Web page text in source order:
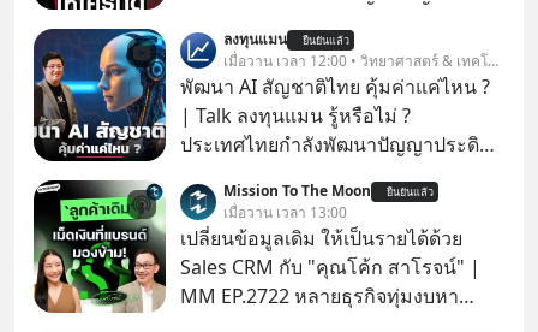
ทันที มาฟัง “ป้าเก๋าเล่ากลโกง” เพื่อรู้ทัน
มุกหลอกลวงในคราบความน่าเชื่อถือ
กันค่ะ #แก้เกมกลโกง #ป้าเก๋าเล่ากล
โกง #LivesSustainably #อยู่อย่าง
#FraudEducation #FinancialLiteracy
#DigitalBankWithHumanTouch
ลงทุนแมน ยืนยันแล้ว
เมื่อวาน เวลา 12:00 • วิทยาศาสตร์ & เทคโนโลยี
พัฒนา AI สัญชาติไทย คุ้มค่าแค่ไหน ?
| Talk ลงทุนแมน รู้หรือไม่ ?
ประเทศไทยกำลังพัฒนาปัญญาประดิษฐ์
“ThaiLLM” เพื่อให้คนไทยมีโครงสร้าง
พื้นฐานด้าน AI ที่เข้าใจภาษาไทย และ
บริบททางสังคมไทยได้เป็นอย่างดี
คำถามคือ การลงมือพัฒนา AI ของ
ประเทศจะคุ้มค่าแค่ไหน ? และหลังจาก
Mission To The Moon ยืนยันแล้ว
เมื่อวาน เวลา 13:00
เปลี่ยนข้อมูลเดิม ให้เป็นรายได้ด้วย
Sales CRM กับ "คุณโค้ก สาโรจน์" |
MM EP.2722 หลายธุรกิจทุ่มงบหา